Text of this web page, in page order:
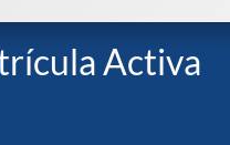
Activa